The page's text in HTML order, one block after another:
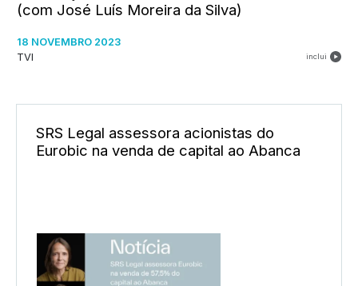
(com José Luís Moreira da Silva)
18 NOVEMBRO 2023
TVI
inclui
SRS Legal assessora acionistas do
Eurobic na venda de capital ao Abanca